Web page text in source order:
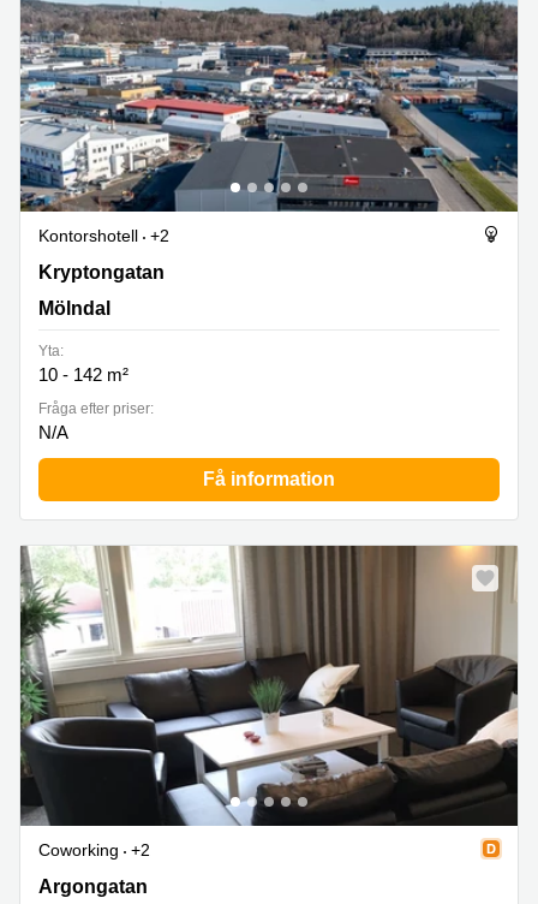
Kontorshotell
+2
Kryptongatan 6, Mölndal
Kryptongatan
Mölndal
Yta:
10 - 142 m²
Fråga efter priser:
N/A
Få information
Coworking
+2
Argongatan 3, Mölndal
Argongatan